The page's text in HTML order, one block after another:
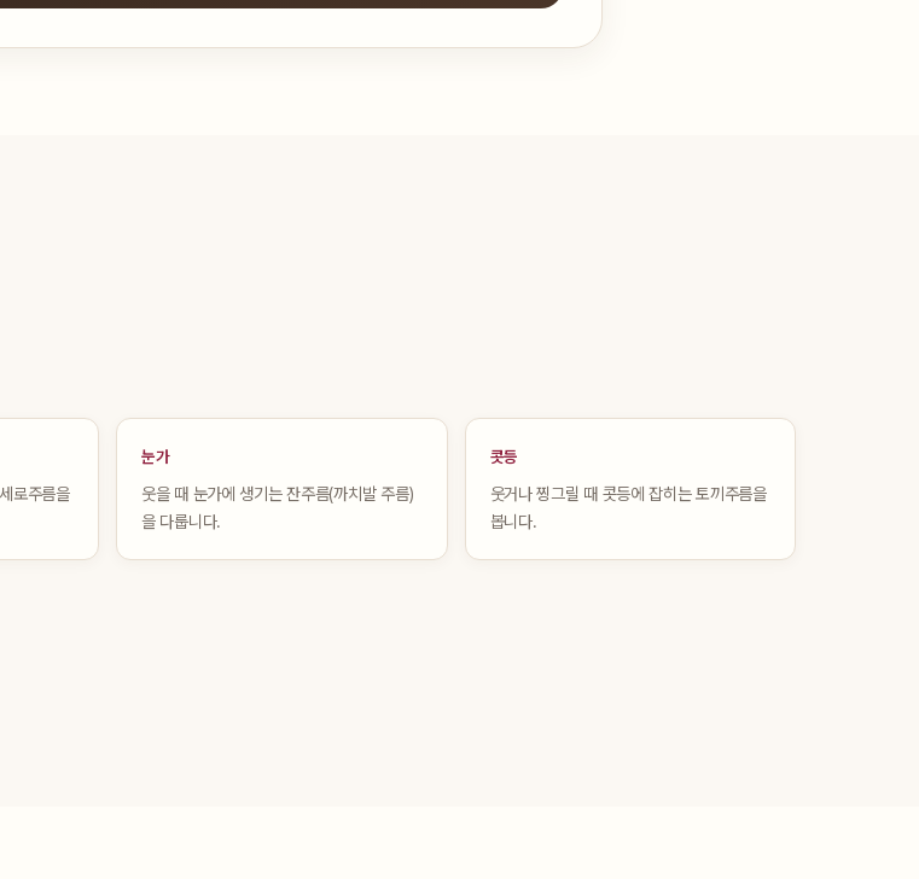
로주름을
눈가
웃을 때 눈가에 생기는 잔주름(까치발 주름)
을 다룹니다.
콧등
웃거나 찡그릴 때 콧등에 잡히는 토끼주름을
봅니다.